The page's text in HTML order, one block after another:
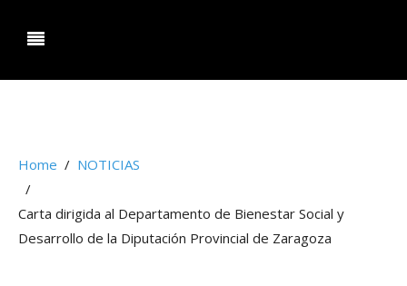
Home NOTICIAS
Carta dirigida al Departamento de Bienestar Social y
Desarrollo de la Diputación Provincial de Zaragoza